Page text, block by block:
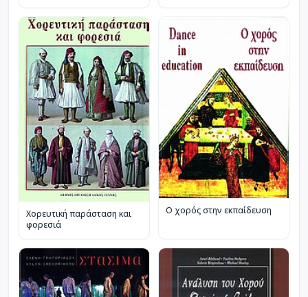
Χορευτική παράσταση και
φορεσιά
Ο χορός στην εκπαίδευση